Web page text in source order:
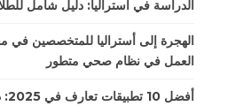
الدراسة في أستراليا: دليل شامل
الهجرة إلى أستراليا للمتخصصين
العمل في نظام صحي متطور